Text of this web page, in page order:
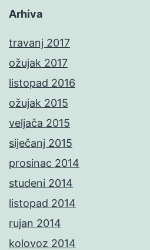
Arhiva
travanj 2017
ožujak 2017
listopad 2016
ožujak 2015
veljača 2015
siječanj 2015
prosinac 2014
studeni 2014
listopad 2014
rujan 2014
kolovoz 2014